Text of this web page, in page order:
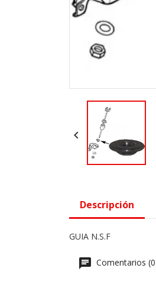

Descripción
GUIA N.S.F
Comentarios